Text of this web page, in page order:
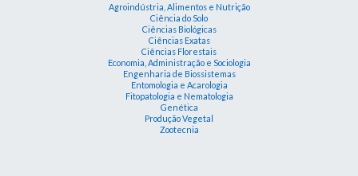
Agroindústria, Alimentos e Nutrição
Ciência do Solo
Ciências Biológicas
Ciências Exatas
Ciências Florestais
Economia, Administração e Sociologia
Engenharia de Biossistemas
Entomologia e Acarologia
Fitopatologia e Nematologia
Genética
Produção Vegetal
Zootecnia